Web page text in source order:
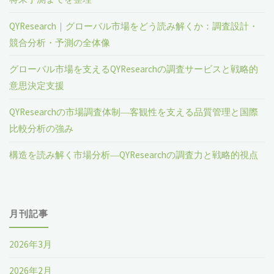
QYResearch｜グローバル市場をどう読み解くか：調査設計・
競合分析・予測の全体像
グローバル市場を支えるQYResearchの調査サービスと戦略的
意思決定支援
QYResearchの市場調査体制―客観性を支える品質管理と国際
比較分析の強み
構造を読み解く市場分析―QYResearchの調査力と戦略的視点
月刊記事
2026年3月
2026年2月